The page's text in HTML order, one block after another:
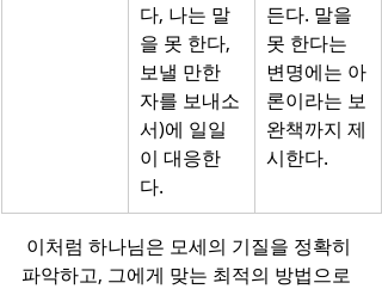
다, 나는 말
을 못 한다,
보낼 만한
자를 보내소
서)에 일일
이 대응한
다.
든다. 말을
못 한다는
변명에는 아
론이라는 보
완책까지 제
시한다.
이처럼 하나님은 모세의 기질을 정확히
파악하고, 그에게 맞는 최적의 방법으로